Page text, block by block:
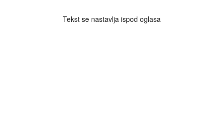
Tekst se nastavlja ispod oglasa